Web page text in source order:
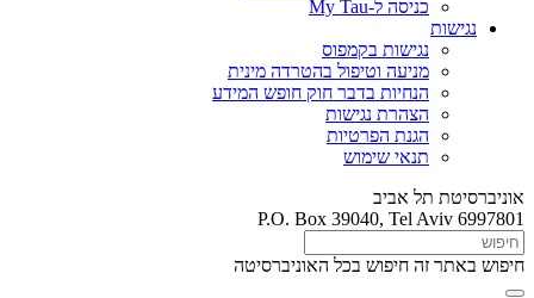
כניסה ל-My Tau
נגישות
נגישות בקמפוס
מניעה וטיפול בהטרדה מינית
הנחיות בדבר חוק חופש המידע
הצהרת נגישות
הגנת הפרטיות
תנאי שימוש
אוניברסיטת תל אביב
P.O. Box 39040, Tel Aviv 6997801
חיפוש באתר זה חיפוש בכל האוניברסיטה